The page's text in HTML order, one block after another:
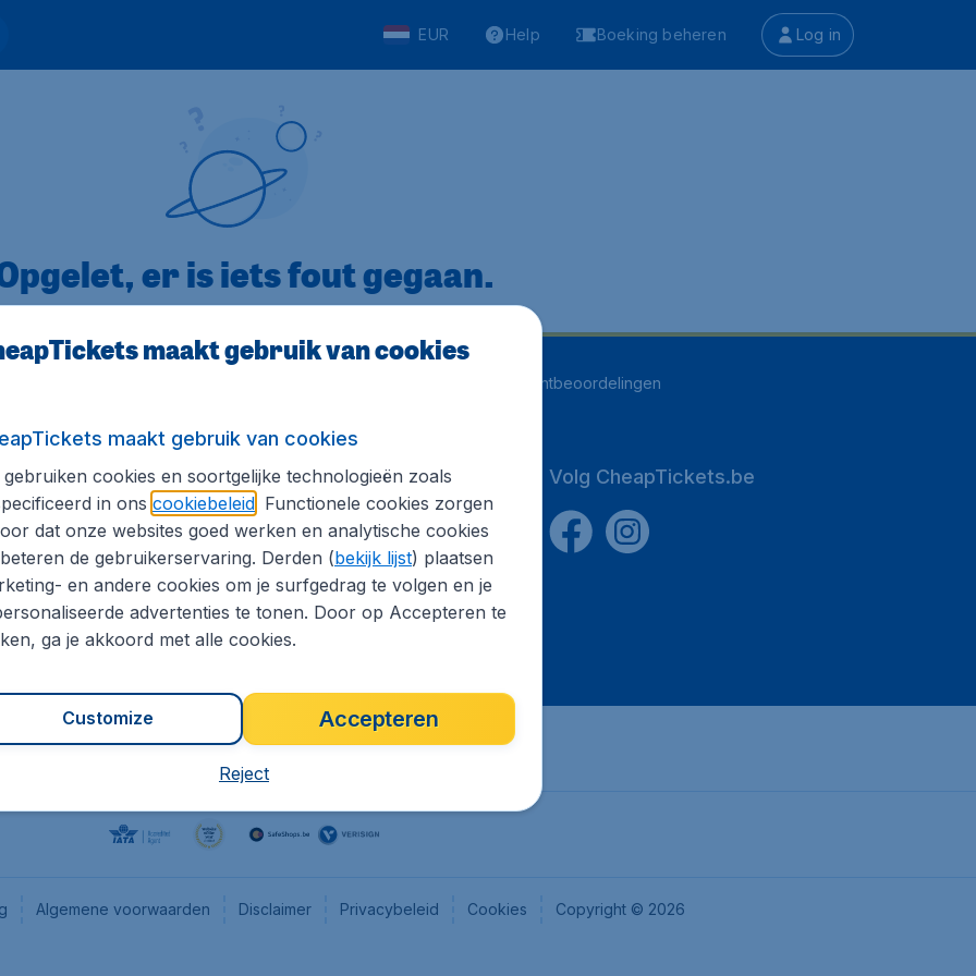
EUR Help Boeking beheren Log in
er is iets fout gegaan.
klantbeoordelingen
informatie
Internationale sites
Flugladen.de
CheapTickets.ch
CheapTickets.nl
CheapTickets.sg
Volg CheapTickets.be
Algemene voorwaarden Disclaimer Privacybeleid Cookies Copyright © 2026
maakt gebruik van cookies
maakt gebruik van cookies
gebruiken cookies en soortgelijke technologieën zoals
in ons cookiebeleid. Functionele cookies zorgen
dat onze websites goed werken en analytische cookies
de gebruikerservaring. Derden (bekijk lijst) plaatsen
en andere cookies om je surfgedrag te volgen en je
advertenties te tonen. Door op Accepteren te
ga je akkoord met alle cookies.
Accepteren
Customize
Reject